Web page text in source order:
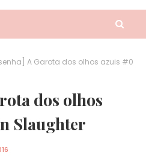
A Garota dos olhos azuis #0
dos olhos
Slaughter